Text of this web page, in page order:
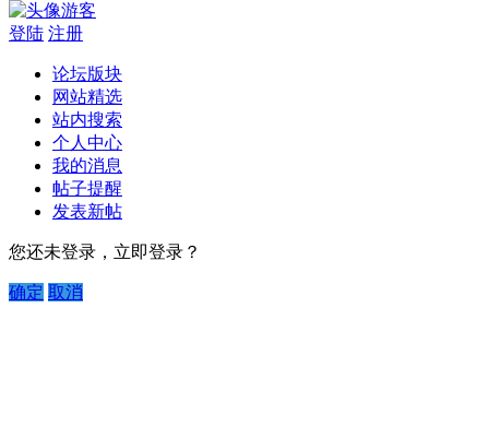
游客
登陆 注册
论坛版块
网站精选
站内搜索
个人中心
我的消息
帖子提醒
发表新帖
您还未登录，立即登录？
确定 取消